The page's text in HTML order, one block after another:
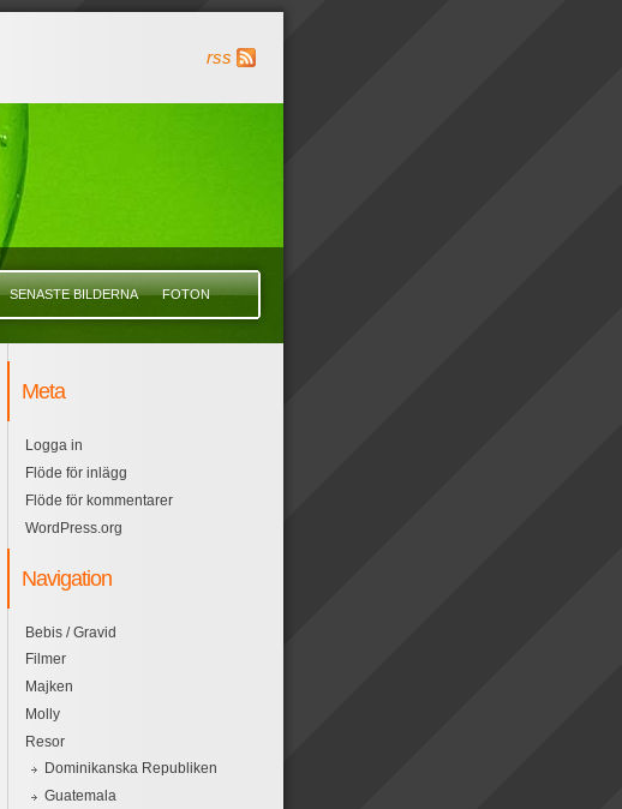
rss
SENASTE BILDERNA FOTON
Meta
Logga in
Flöde för inlägg
Flöde för kommentarer
WordPress.org
Navigation
Bebis / Gravid
Filmer
Majken
Molly
Resor
Dominikanska Republiken
Guatemala